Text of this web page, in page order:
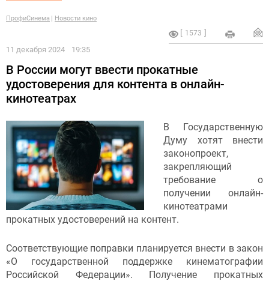
ПрофиСинема Новости кино
1573
11 декабря 2024 19:35
В России могут ввести прокатные
удостоверения для контента в онлайн-
кинотеатрах
В Государственную
Думу хотят внести
законопроект,
закрепляющий
требование о
получении онлайн-
кинотеатрами
прокатных удостоверений на контент.
Соответствующие поправки планируется внести в закон
«О государственной поддержке кинематографии
Российской Федерации». Получение прокатных